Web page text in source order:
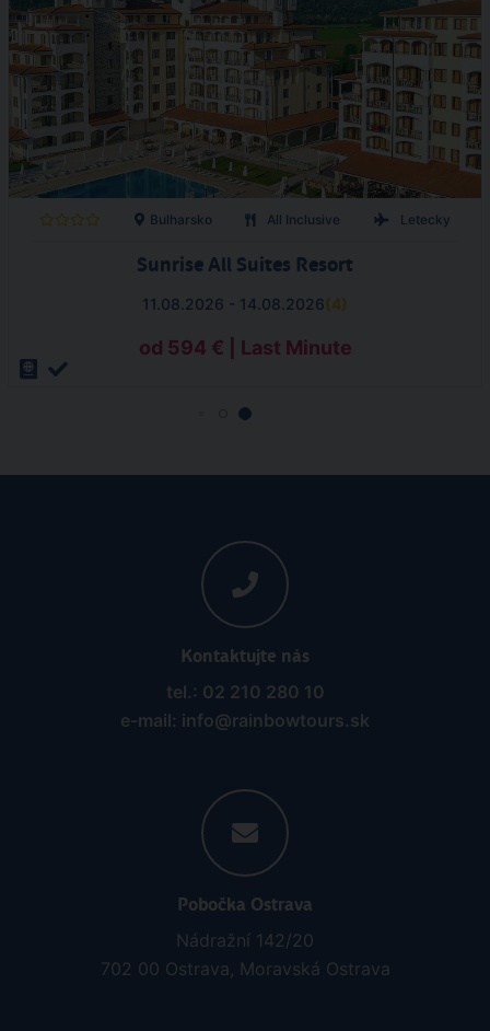
Bulharsko All Inclusive Letecky
Sunrise All Suites Resort
11.08.2026 - 14.08.2026(4)
od 594 € | Last Minute
Kontaktujte nás
tel.: 02 210 280 10
e-mail: info@rainbowtours.sk
Pobočka Ostrava
Nádražní 142/20
702 00 Ostrava, Moravská Ostrava